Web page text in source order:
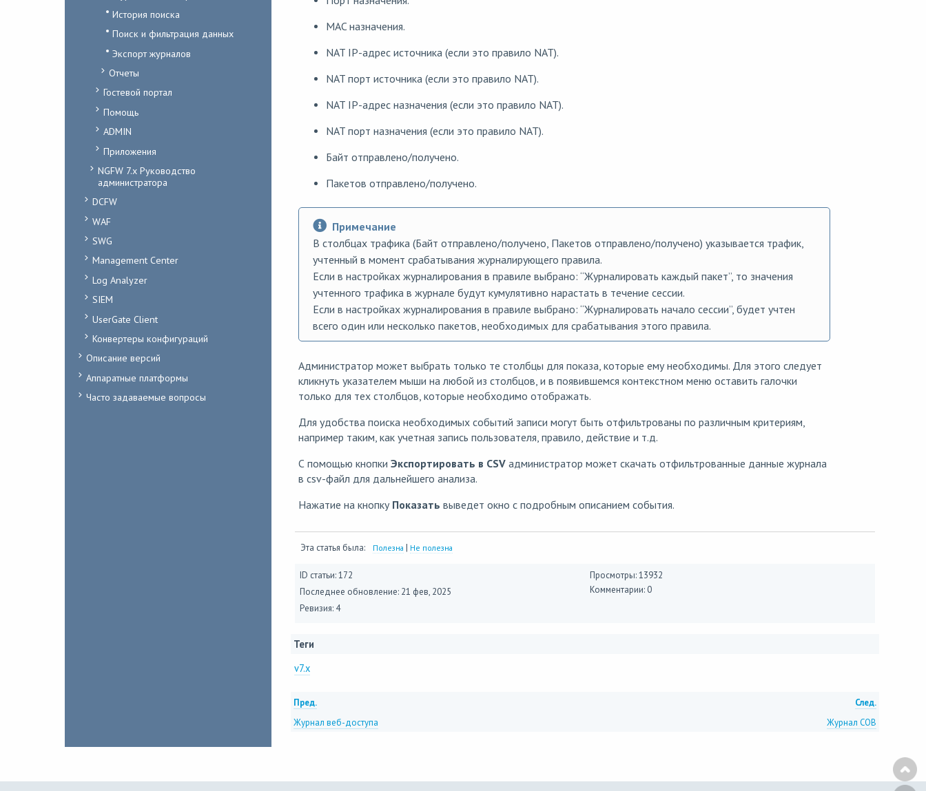
История поиска
Поиск и фильтрация данных
Экспорт журналов
Отчеты
Гостевой портал
Помощь
ADMIN
Приложения
NGFW 7.x Руководство
администратора
DCFW
WAF
SWG
Management Center
Log Analyzer
SIEM
UserGate Client
Конвертеры конфигураций
Описание версий
Аппаратные платформы
Часто задаваемые вопросы
MAC назначения.
NAT IP-адрес источника (если это правило NAT).
NAT порт источника (если это правило NAT).
NAT IP-адрес назначения (если это правило NAT).
NAT порт назначения (если это правило NAT).
Байт отправлено/получено.
Пакетов отправлено/получено.
Примечание
В столбцах трафика (Байт отправлено/получено, Пакетов отправлено/получено) указывается трафик,
учтенный в момент срабатывания журналирующего правила.
Если в настройках журналирования в правиле выбрано: “Журналировать каждый пакет”, то значения
учтенного трафика в журнале будут кумулятивно нарастать в течение сессии.
Если в настройках журналирования в правиле выбрано: “Журналировать начало сессии”, будет учтен
всего один или несколько пакетов, необходимых для срабатывания этого правила.
Администратор может выбрать только те столбцы для показа, которые ему необходимы. Для этого следует
кликнуть указателем мыши на любой из столбцов, и в появившемся контекстном меню оставить галочки
только для тех столбцов, которые необходимо отображать.
Для удобства поиска необходимых событий записи могут быть отфильтрованы по различным критериям,
например таким, как учетная запись пользователя, правило, действие и т.д.
С помощью кнопки Экспортировать в CSVадминистратор может скачать отфильтрованные данные журнала
в csv-файл для дальнейшего анализа.
Нажатие на кнопку Показать выведет окно с подробным описанием события.
Эта статья была: Полезна | Не полезна
ID статьи: 172
Последнее обновление: 21 фев, 2025
Ревизия: 4
Просмотры: 13932
Комментарии: 0
Теги
v7.x
Пред.
След.
Журнал веб-доступа
Журнал СОВ